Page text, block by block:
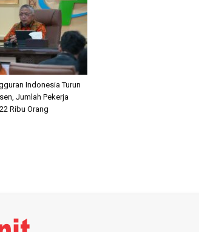
Indonesia Turun
Jumlah Pekerja
Ribu Orang